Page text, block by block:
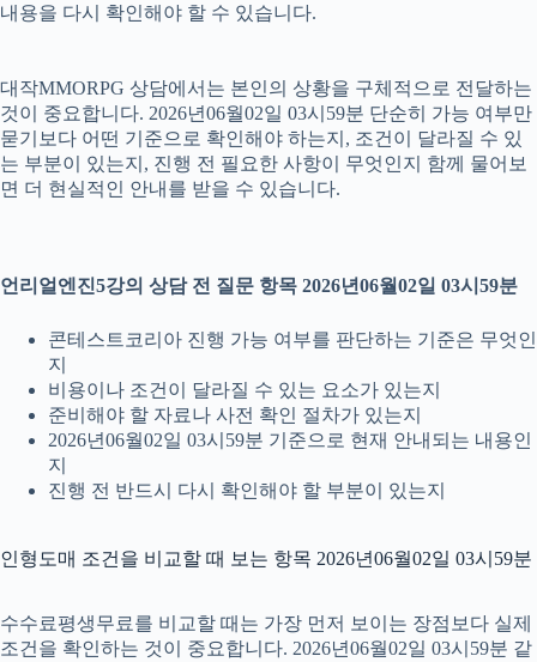
내용을 다시 확인해야 할 수 있습니다.
대작MMORPG 상담에서는 본인의 상황을 구체적으로 전달하는
것이 중요합니다. 2026년06월02일 03시59분 단순히 가능 여부만
묻기보다 어떤 기준으로 확인해야 하는지, 조건이 달라질 수 있
는 부분이 있는지, 진행 전 필요한 사항이 무엇인지 함께 물어보
면 더 현실적인 안내를 받을 수 있습니다.
언리얼엔진5강의 상담 전 질문 항목 2026년06월02일 03시59분
콘테스트코리아 진행 가능 여부를 판단하는 기준은 무엇인
지
비용이나 조건이 달라질 수 있는 요소가 있는지
준비해야 할 자료나 사전 확인 절차가 있는지
2026년06월02일 03시59분 기준으로 현재 안내되는 내용인
지
진행 전 반드시 다시 확인해야 할 부분이 있는지
인형도매 조건을 비교할 때 보는 항목 2026년06월02일 03시59분
수수료평생무료를 비교할 때는 가장 먼저 보이는 장점보다 실제
조건을 확인하는 것이 중요합니다. 2026년06월02일 03시59분 같